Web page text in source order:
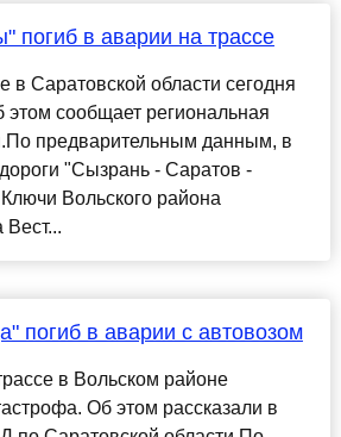
погиб в аварии на трассе
в Саратовской области сегодня
сообщает региональная
предварительным данным, в
"Сызрань - Саратов -
Вольского района
Вест...
погиб в аварии с автовозом
в Вольском районе
Об этом рассказали в